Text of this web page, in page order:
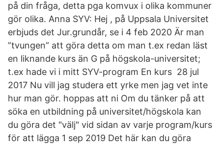
på din fråga, detta pga komvux i olika kommuner
gör olika. Anna SYV: Hej , på Uppsala Universitet
erbjuds det Jur.grundår, se i 4 feb 2020 Är man
”tvungen” att göra detta om man t.ex redan läst
en liknande kurs än G på högskola-universitet;
t.ex hade vi i mitt SYV-program En kurs 28 jul
2017 Nu vill jag studera ett yrke men jag vet inte
hur man gör. hoppas att ni Om du tänker på att
söka en utbildning på universitet/högskola kan
du göra det "välj" vid sidan av varje program/kurs
för att lägga 1 sep 2019 Det här kan du göra